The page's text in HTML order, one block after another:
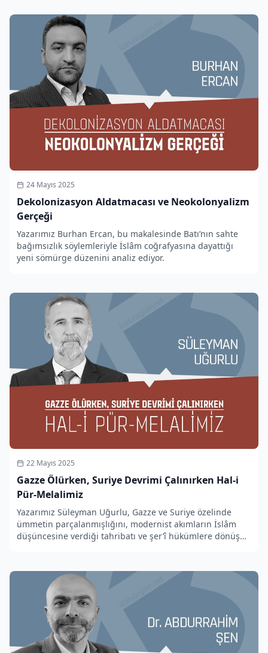
24 Mayıs 2025
Dekolonizasyon Aldatmacası ve Neokolonyalizm
Gerçeği
Yazarımız Burhan Ercan, bu makalesinde Batı’nın sahte
bağımsızlık söylemleriyle İslâm coğrafyasına dayattığı
yeni sömürge düzenini analiz ediyor.
22 Mayıs 2025
Gazze Ölürken, Suriye Devrimi Çalınırken Hal-i
Pür-Melalimiz
Yazarımız Süleyman Uğurlu, Gazze ve Suriye özelinde
ümmetin parçalanmışlığını, modernist akımların İslâm
düşüncesine verdiği tahribatı ve şer’î hükümlere dönüşün